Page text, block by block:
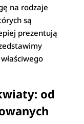
na rodzaje
są
prezentują
od